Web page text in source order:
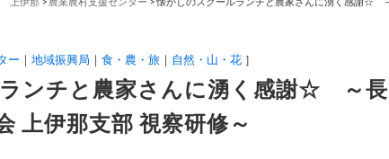
ー 地域振興局 食・農・旅 自然・山・花 ］
ンチと農家さんに湧く感謝☆ ～長
上伊那支部 視察研修～